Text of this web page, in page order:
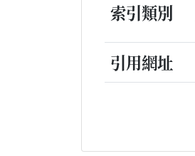
索引類別
引用網址